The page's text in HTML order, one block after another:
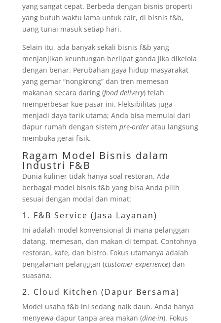
yang sangat cepat. Berbeda dengan bisnis properti
yang butuh waktu lama untuk cair, di bisnis f&b,
uang tunai masuk setiap hari.
Selain itu, ada banyak sekali bisnis f&b yang
menjanjikan keuntungan berlipat ganda jika dikelola
dengan benar. Perubahan gaya hidup masyarakat
yang gemar “nongkrong” dan tren memesan
makanan secara daring (food delivery) telah
memperbesar kue pasar ini. Fleksibilitas juga
menjadi daya tarik utama; Anda bisa memulai dari
dapur rumah dengan sistem pre-orderatau langsung
membuka gerai fisik.
Ragam Model Bisnis dalam
Industri F&B
Dunia kuliner tidak hanya soal restoran. Ada
berbagai model bisnis f&b yang bisa Anda pilih
sesuai dengan modal dan minat:
1. F&B Service (Jasa Layanan)
Ini adalah model konvensional di mana pelanggan
datang, memesan, dan makan di tempat. Contohnya
restoran, kafe, dan bistro. Fokus utamanya adalah
pengalaman pelanggan (customer experience) dan
suasana.
2. Cloud Kitchen (Dapur Bersama)
Model usaha f&b ini sedang naik daun. Anda hanya
menyewa dapur tanpa area makan (dine-in). Fokus